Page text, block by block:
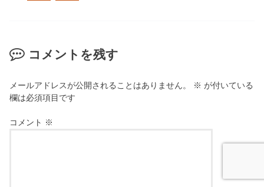
コメントを残す
メールアドレスが公開されることはありません。 ※ が付いている
欄は必須項目です
コメント ※